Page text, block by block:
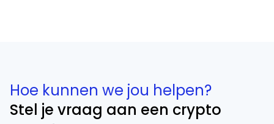
Hoe kunnen we jou helpen?
Stel je vraag aan een crypto